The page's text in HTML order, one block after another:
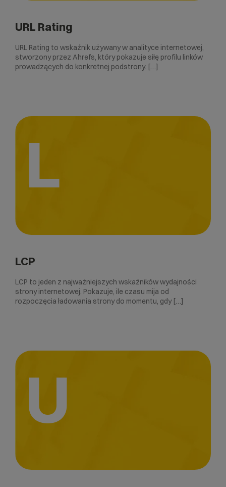
URL Rating
URL Rating to wskaźnik używany w analityce internetowej,
stworzony przez Ahrefs, który pokazuje siłę profilu linków
prowadzących do konkretnej podstrony. […]
L
LCP
LCP to jeden z najważniejszych wskaźników wydajności
strony internetowej. Pokazuje, ile czasu mija od
rozpoczęcia ładowania strony do momentu, gdy […]
U